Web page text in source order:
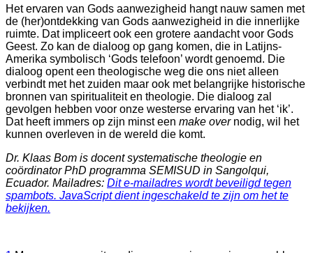
Het ervaren van Gods aanwezigheid hangt nauw samen met
de (her)ontdekking van Gods aanwezigheid in die innerlijke
ruimte. Dat impliceert ook een grotere aandacht voor Gods
Geest. Zo kan de dialoog op gang komen, die in Latijns-
Amerika symbolisch ‘Gods telefoon’ wordt genoemd. Die
dialoog opent een theologische weg die ons niet alleen
verbindt met het zuiden maar ook met belangrijke historische
bronnen van spiritualiteit en theologie. Die dialoog zal
gevolgen hebben voor onze westerse ervaring van het ‘ik’.
Dat heeft immers op zijn minst een make overnodig, wil het
kunnen overleven in de wereld die komt.
Dr. Klaas Bom is docent systematische theologie en
coördinator PhD programma SEMISUD in Sangolqui,
Ecuador. Mailadres: Dit e-mailadres wordt beveiligd tegen
spambots. JavaScript dient ingeschakeld te zijn om het te
bekijken.